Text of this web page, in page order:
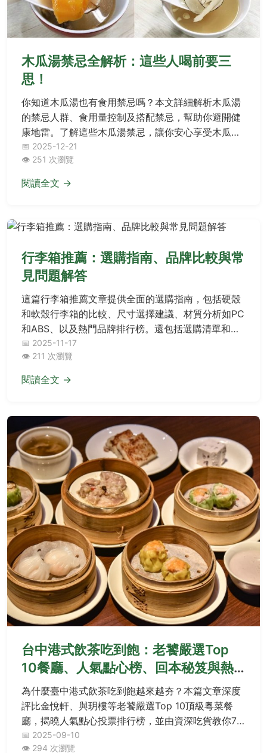
木瓜湯禁忌全解析：這些人喝前要三
思！
你知道木瓜湯也有食用禁忌嗎？本文詳細解析木瓜湯
的禁忌人群、食用量控制及搭配禁忌，幫助你避開健
康地雷。了解這些木瓜湯禁忌，讓你安心享受木瓜湯
的美味與營養。
📅 2025-12-21
👁️ 251 次瀏覽
閱讀全文 →
行李箱推薦：選購指南、品牌比較與常
見問題解答
這篇行李箱推薦文章提供全面的選購指南，包括硬殼
和軟殼行李箱的比較、尺寸選擇建議、材質分析如PC
和ABS、以及熱門品牌排行榜。還包括選購清單和常
見問題解答，解決輪子、拉桿、鎖具等疑問。基於個
人經驗和用戶反饋，幫助您找到最適合的旅行箱，避
免購買錯誤。適合各種旅行需求，從短途到長途，一
應俱全。
📅 2025-11-17
👁️ 211 次瀏覽
閱讀全文 →
台中港式飲茶吃到飽：老饕嚴選Top
10餐廳、人氣點心榜、回本秘笈與熱
門Q&A
為什麼臺中港式飲茶吃到飽越來越夯？本篇文章深度
評比金悅軒、與玥樓等老饕嚴選Top 10頂級粵菜餐
廳，揭曉人氣點心投票排行榜，並由資深吃貨教你7
招回本秘笈兼顧腸胃健康，最後解答熱門Q&A所有疑
📅 2025-09-10
👁️ 294 次瀏覽